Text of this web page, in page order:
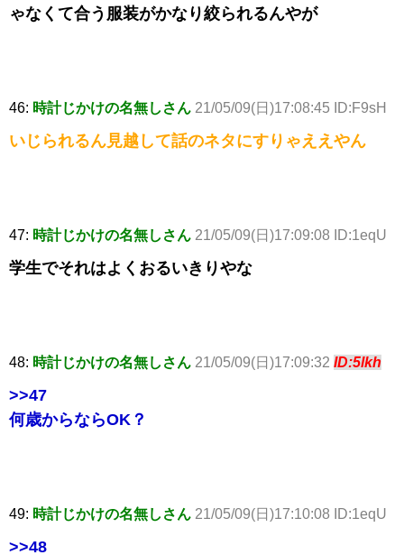
ゃなくて合う服装がかなり絞られるんやが
46: 時計じかけの名無しさん 21/05/09(日)17:08:45 ID:F9sH
いじられるん見越して話のネタにすりゃええやん
47: 時計じかけの名無しさん 21/05/09(日)17:09:08 ID:1eqU
学生でそれはよくおるいきりやな
48: 時計じかけの名無しさん 21/05/09(日)17:09:32 ID:5lkh
>>47
何歳からならOK？
49: 時計じかけの名無しさん 21/05/09(日)17:10:08 ID:1eqU
>>48